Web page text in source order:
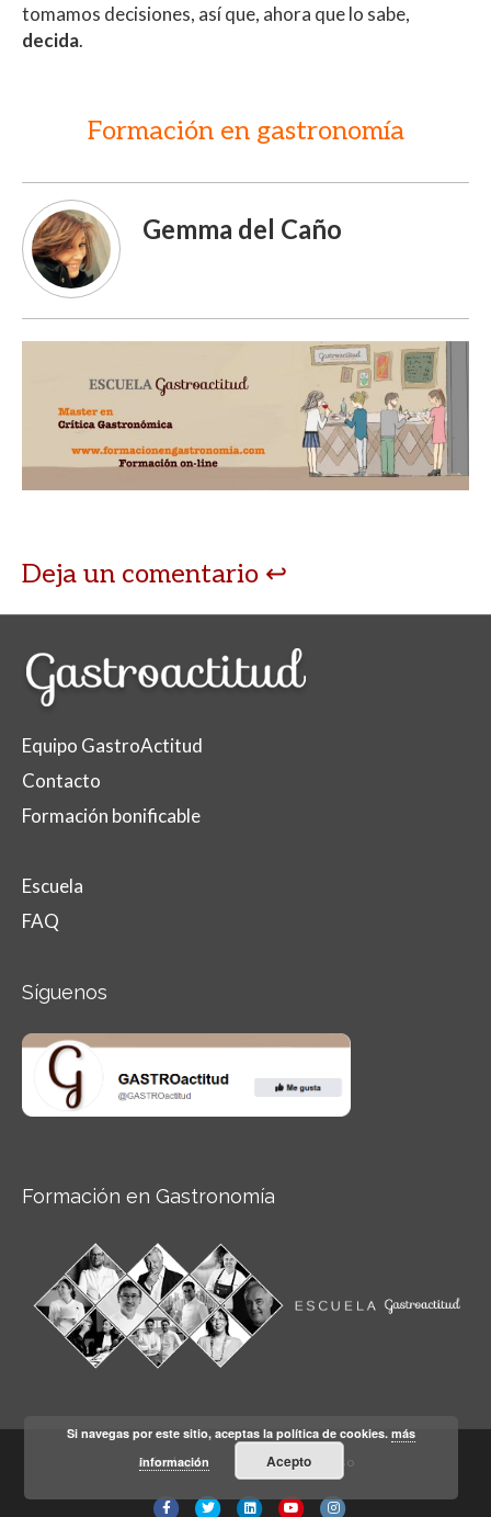
tomamos decisiones, así que, ahora que lo sabe,
decida.
Formación en gastronomía
Gemma del Caño
Deja un comentario
Equipo GastroActitud
Contacto
Formación bonificable
Escuela
FAQ
Síguenos
Formación en Gastronomía
Aviso legal Condiciones de Uso
FacebookTwitterLinkedinYoutubeInstagram
Si navegas por este sitio, aceptas la política de cookies.más
información
Acepto